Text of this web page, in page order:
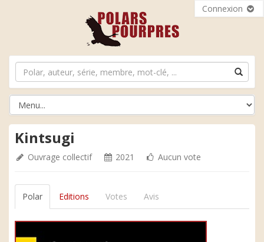
Connexion
Kintsugi
Ouvrage collectif 2021 Aucun vote
Polar Editions Votes Avis